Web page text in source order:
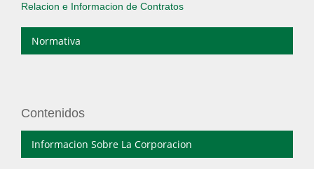
Relacion e Informacion de Contratos
Normativa
Contenidos
Informacion Sobre La Corporacion